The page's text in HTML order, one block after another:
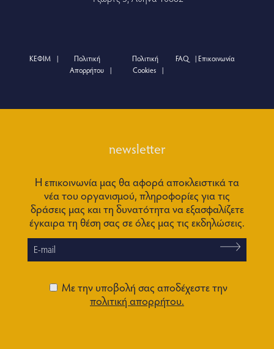
ΚΕΦΙΜ
Πολιτική
Απορρήτου
Πολιτική
Cookies
FAQ Επικοινωνία
newsletter
Η επικοινωνία μας θα αφορά αποκλειστικά τα
νέα του οργανισμού, πληροφορίες για τις
δράσεις μας και τη δυνατότητα να εξασφαλίζετε
έγκαιρα τη θέση σας σε όλες μας τις εκδηλώσεις.
Με την υποβολή σας αποδέχεστε την
πολιτική απορρήτου.